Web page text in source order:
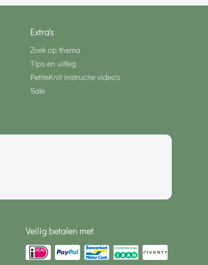
Extra's
Zoek op thema
Tips en uitleg
PetiteKnit instructie video's
Sale
Veilig betalen met